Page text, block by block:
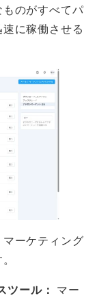
のがすべてパ
に稼働させる
ーケティング
ツール： マー